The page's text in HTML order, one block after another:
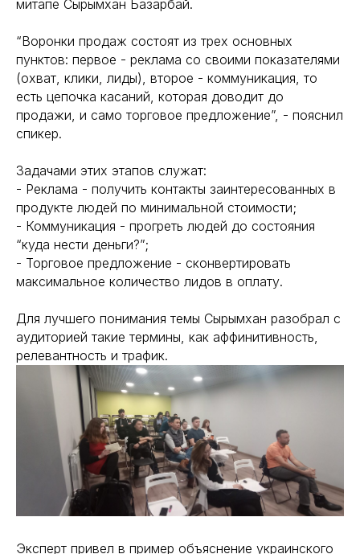
митапе Сырымхан Базарбай.
“Воронки продаж состоят из трех основных
пунктов: первое - реклама со своими показателями
(охват, клики, лиды), второе - коммуникация, то
есть цепочка касаний, которая доводит до
продажи, и само торговое предложение”, - пояснил
спикер.
Задачами этих этапов служат:
- Реклама - получить контакты заинтересованных в
продукте людей по минимальной стоимости;
- Коммуникация - прогреть людей до состояния
“куда нести деньги?”;
- Торговое предложение - сконвертировать
максимальное количество лидов в оплату.
Для лучшего понимания темы Сырымхан разобрал с
аудиторией такие термины, как аффинитивность,
релевантность и трафик.
Эксперт привел в пример объяснение украинского